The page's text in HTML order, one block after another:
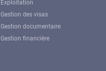
Gestion des visas
Gestion documentaire
Gestion financière